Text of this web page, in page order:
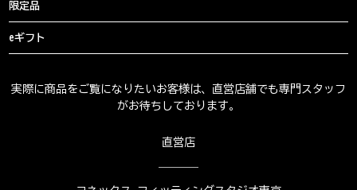
限定品
eギフト
実際に商品をご覧になりたいお客様は、直営店舗でも専門スタッフ
がお待ちしております。
直営店